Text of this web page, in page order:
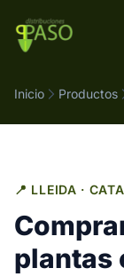
Inicio Productos
📍 LLEIDA ·
plantas